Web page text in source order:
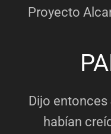
Proyecto
Dijo
habían